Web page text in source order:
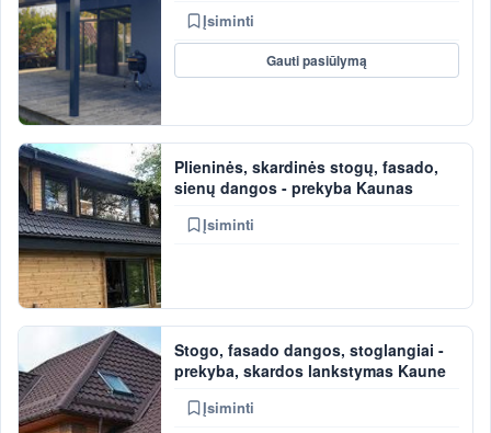
Įsiminti
Gauti pasiūlymą
Plieninės, skardinės stogų, fasado,
sienų dangos - prekyba Kaunas
Įsiminti
Stogo, fasado dangos, stoglangiai -
prekyba, skardos lankstymas Kaune
Įsiminti